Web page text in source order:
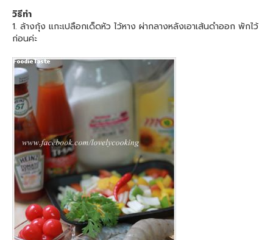
วิธีทำ
1. ล้างกุ้ง แกะเปลือกเด็ดหัว ไว้หาง ผ่ากลางหลังเอาเส้นดำออก พักไว้
ก่อนค่ะ